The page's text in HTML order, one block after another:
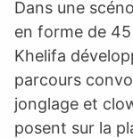
Dans une
en forme de
Khelifa
parcours
jonglage et
posent sur la